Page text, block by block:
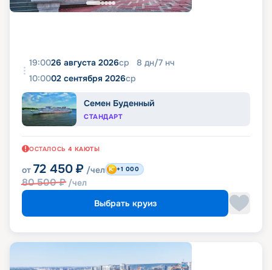
19:0026 августа 2026ср 8 дн/7 нч
10:0002 сентября 2026ср
Семен Буденный
СТАНДАРТ
ОСТАЛОСЬ 4 КАЮТЫ
от 72 450 ₽ /чел
80 500₽ /чел
+1 000
Выбрать круиз